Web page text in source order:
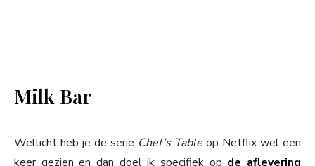
Milk Bar
Wellicht heb je de serie Chef’s Table op Netflix wel een
keer gezien en dan doel ik specifiek op de aflevering